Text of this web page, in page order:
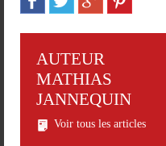
AUTEUR
MATHIAS
JANNEQUIN
Voir tous les articles